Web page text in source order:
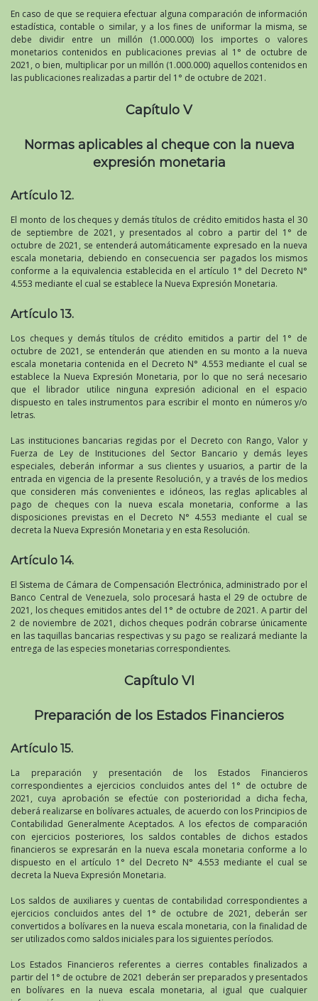
En caso de que se requiera efectuar alguna comparación de información
estadística, contable o similar, y a los fines de uniformar la misma, se
debe dividir entre un millón (1.000.000) los importes o valores
monetarios contenidos en publicaciones previas al 1° de octubre de
2021, o bien, multiplicar por un millón (1.000.000) aquellos contenidos en
las publicaciones realizadas a partir del 1° de octubre de 2021.
Capítulo V
Normas aplicables al cheque con la nueva
expresión monetaria
Artículo 12.
El monto de los cheques y demás títulos de crédito emitidos hasta el 30
de septiembre de 2021, y presentados al cobro a partir del 1° de
octubre de 2021, se entenderá automáticamente expresado en la nueva
escala monetaria, debiendo en consecuencia ser pagados los mismos
conforme a la equivalencia establecida en el artículo 1° del Decreto N°
4.553 mediante el cual se establece la Nueva Expresión Monetaria.
Artículo 13.
Los cheques y demás títulos de crédito emitidos a partir del 1° de
octubre de 2021, se entenderán que atienden en su monto a la nueva
escala monetaria contenida en el Decreto N° 4.553 mediante el cual se
establece la Nueva Expresión Monetaria, por lo que no será necesario
que el librador utilice ninguna expresión adicional en el espacio
dispuesto en tales instrumentos para escribir el monto en números y/o
letras.
Las instituciones bancarias regidas por el Decreto con Rango, Valor y
Fuerza de Ley de Instituciones del Sector Bancario y demás leyes
especiales, deberán informar a sus clientes y usuarios, a partir de la
entrada en vigencia de la presente Resolución, y a través de los medios
que consideren más convenientes e idóneos, las reglas aplicables al
pago de cheques con la nueva escala monetaria, conforme a las
disposiciones previstas en el Decreto N° 4.553 mediante el cual se
decreta la Nueva Expresión Monetaria y en esta Resolución.
Artículo 14.
El Sistema de Cámara de Compensación Electrónica, administrado por el
Banco Central de Venezuela, solo procesará hasta el 29 de octubre de
2021, los cheques emitidos antes del 1° de octubre de 2021. A partir del
2 de noviembre de 2021, dichos cheques podrán cobrarse únicamente
en las taquillas bancarias respectivas y su pago se realizará mediante la
entrega de las especies monetarias correspondientes.
Capítulo VI
Preparación de los Estados Financieros
Artículo 15.
La preparación y presentación de los Estados Financieros
correspondientes a ejercicios concluidos antes del 1° de octubre de
2021, cuya aprobación se efectúe con posterioridad a dicha fecha,
deberá realizarse en bolívares actuales, de acuerdo con los Principios de
Contabilidad Generalmente Aceptados. A los efectos de comparación
con ejercicios posteriores, los saldos contables de dichos estados
financieros se expresarán en la nueva escala monetaria conforme a lo
dispuesto en el artículo 1° del Decreto N° 4.553 mediante el cual se
decreta la Nueva Expresión Monetaria.
Los saldos de auxiliares y cuentas de contabilidad correspondientes a
ejercicios concluidos antes del 1° de octubre de 2021, deberán ser
convertidos a bolívares en la nueva escala monetaria, con la finalidad de
ser utilizados como saldos iniciales para los siguientes períodos.
Los Estados Financieros referentes a cierres contables finalizados a
partir del 1° de octubre de 2021 deberán ser preparados y presentados
en bolívares en la nueva escala monetaria, al igual que cualquier